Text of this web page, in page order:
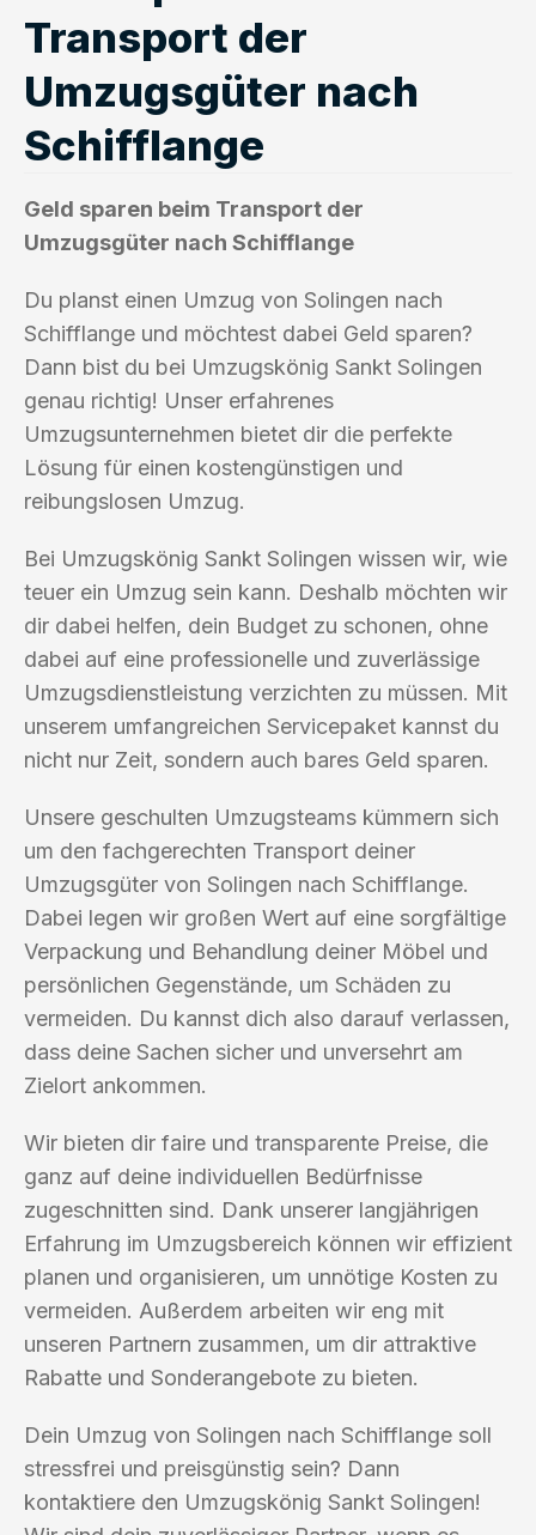
Transport der
Umzugsgüter nach
Schifflange
Geld sparen beim Transport der
Umzugsgüter nach Schifflange
Du planst einen Umzug von Solingen nach
Schifflange und möchtest dabei Geld sparen?
Dann bist du bei Umzugskönig Sankt Solingen
genau richtig! Unser erfahrenes
Umzugsunternehmen bietet dir die perfekte
Lösung für einen kostengünstigen und
reibungslosen Umzug.
Bei Umzugskönig Sankt Solingen wissen wir, wie
teuer ein Umzug sein kann. Deshalb möchten wir
dir dabei helfen, dein Budget zu schonen, ohne
dabei auf eine professionelle und zuverlässige
Umzugsdienstleistung verzichten zu müssen. Mit
unserem umfangreichen Servicepaket kannst du
nicht nur Zeit, sondern auch bares Geld sparen.
Unsere geschulten Umzugsteams kümmern sich
um den fachgerechten Transport deiner
Umzugsgüter von Solingen nach Schifflange.
Dabei legen wir großen Wert auf eine sorgfältige
Verpackung und Behandlung deiner Möbel und
persönlichen Gegenstände, um Schäden zu
vermeiden. Du kannst dich also darauf verlassen,
dass deine Sachen sicher und unversehrt am
Zielort ankommen.
Wir bieten dir faire und transparente Preise, die
ganz auf deine individuellen Bedürfnisse
zugeschnitten sind. Dank unserer langjährigen
Erfahrung im Umzugsbereich können wir effizient
planen und organisieren, um unnötige Kosten zu
vermeiden. Außerdem arbeiten wir eng mit
unseren Partnern zusammen, um dir attraktive
Rabatte und Sonderangebote zu bieten.
Dein Umzug von Solingen nach Schifflange soll
stressfrei und preisgünstig sein? Dann
kontaktiere den Umzugskönig Sankt Solingen!